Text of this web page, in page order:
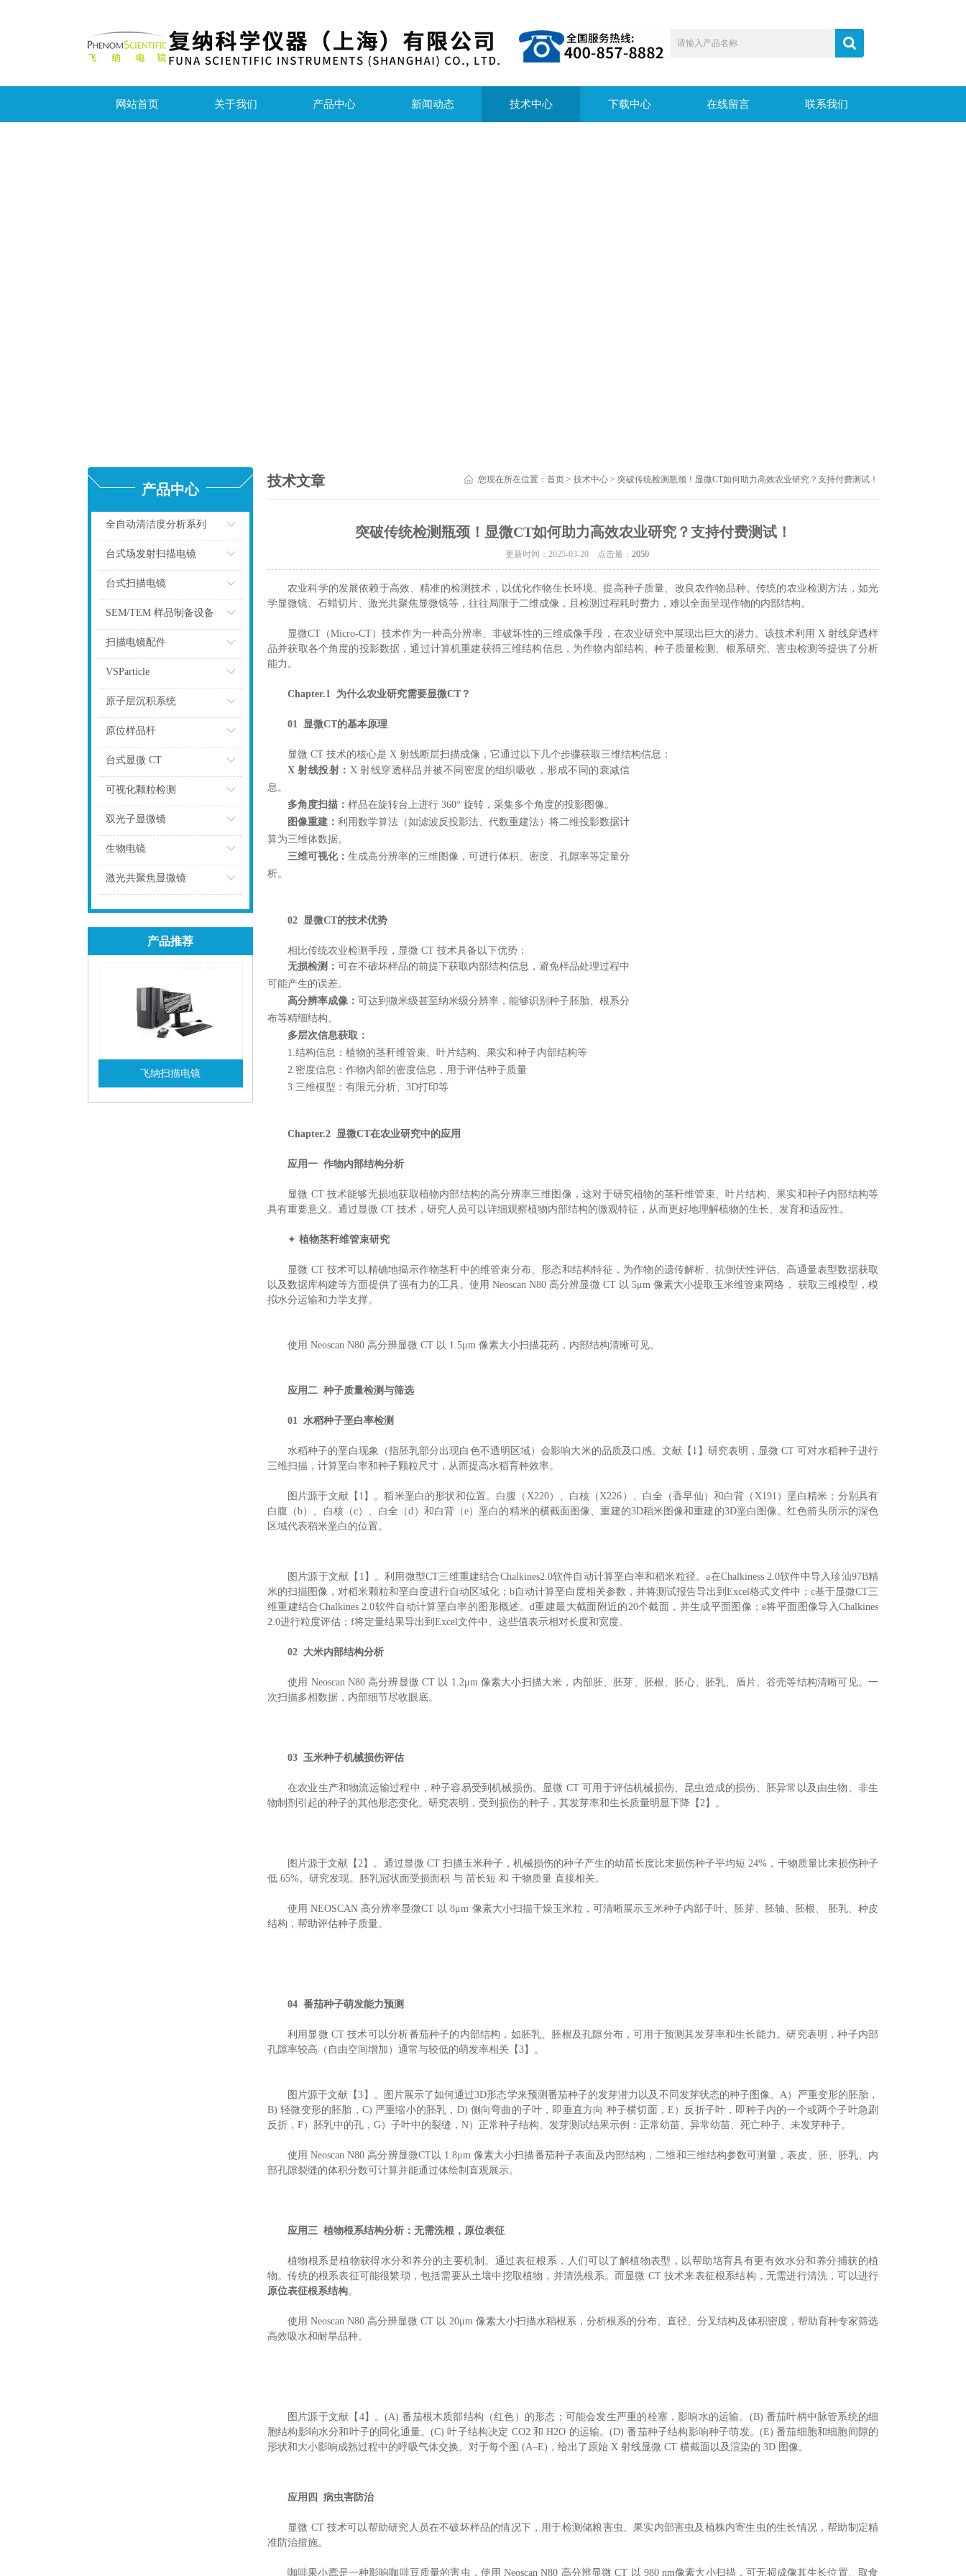
网站首页 关于我们 产品中心 新闻动态 技术中心 下载中心 在线留言 联系我们
产品中心
全自动清洁度分析系列
点击
台式场发射扫描电镜
台式扫描电镜
点击
SEM/TEM 样品制备设备
扫描电镜配件
VSParticle
原子层沉积系统
原位样品杆
台式显微 CT
可视化颗粒检测
双光子显微镜
生物电镜
点击
激光共聚焦显微镜
产品推荐
飞纳扫描电镜
查看详情
技术文章 您现在所在位置： 首页 > 技术中心 > 突破传统检测瓶颈！显微CT如何助力高效农业研究？支持付费测试！
突破传统检测瓶颈！显微CT如何助力高效农业研究？支持付费测试！
更新时间：2025-03-20 点击量： 2050
农业科学的发展依赖于高效、精准的检测技术，以优化作物生长环境、提高种子质量、改良农作物品种。传统的农业检测方法，如光
学显微镜、石蜡切片、激光共聚焦显微镜等，往往局限于二维成像，且检测过程耗时费力，难以全面呈现作物的内部结构。
显微CT（Micro-CT）技术作为一种高分辨率、非破坏性的三维成像手段，在农业研究中展现出巨大的潜力。该技术利用 X 射线穿透样
品并获取各个角度的投影数据，通过计算机重建获得三维结构信息，为作物内部结构、种子质量检测、根系研究、害虫检测等提供了分析
能力。
Chapter.1 为什么农业研究需要显微CT？
01 显微CT的基本原理
显微 CT 技术的核心是 X 射线断层扫描成像，它通过以下几个步骤获取三维结构信息：
X 射线投射： X 射线穿透样品并被不同密度的组织吸收，形成不同的衰减信
息。
多角度扫描： 样品在旋转台上进行 360° 旋转，采集多个角度的投影图像。
图像重建：利用数学算法（如滤波反投影法、代数重建法）将二维投影数据计
算为三维体数据。
三维可视化：生成高分辨率的三维图像，可进行体积、密度、孔隙率等定量分
析。
02 显微CT的技术优势
相比传统农业检测手段，显微 CT 技术具备以下优势：
无损检测：可在不破坏样品的前提下获取内部结构信息，避免样品处理过程中
可能产生的误差。
高分辨率成像：可达到微米级甚至纳米级分辨率，能够识别种子胚胎、根系分
布等精细结构。
多层次信息获取：
1.结构信息：植物的茎秆维管束、叶片结构、果实和种子内部结构等
2.密度信息：作物内部的密度信息，用于评估种子质量
3.三维模型：有限元分析、3D打印等
Chapter.2 显微CT在农业研究中的应用
应用一 作物内部结构分析
显微 CT 技术能够无损地获取植物内部结构的高分辨率三维图像，这对于研究植物的茎秆维管束、叶片结构、果实和种子内部结构等
具有重要意义。通过显微 CT 技术，研究人员可以详细观察植物内部结构的微观特征，从而更好地理解植物的生长、发育和适应性。
✦ 植物茎秆维管束研究
显微 CT 技术可以精确地揭示作物茎秆中的维管束分布、形态和结构特征，为作物的遗传解析、抗倒伏性评估、高通量表型数据获取
以及数据库构建等方面提供了强有力的工具。使用 Neoscan N80 高分辨显微 CT 以 5μm 像素大小提取玉米维管束网络， 获取三维模型，模
拟水分运输和力学支撑。
使用 Neoscan N80 高分辨显微 CT 以 1.5μm 像素大小扫描花药，内部结构清晰可见。
应用二 种子质量检测与筛选
01 水稻种子垩白率检测
水稻种子的垩白现象（指胚乳部分出现白色不透明区域）会影响大米的品质及口感。文献【1】研究表明，显微 CT 可对水稻种子进行
三维扫描，计算垩白率和种子颗粒尺寸，从而提高水稻育种效率。
图片源于文献【1】。稻米垩白的形状和位置。白腹（X220）、白核（X226）、白全（香早仙）和白背（X191）垩白精米；分别具有
白腹（b）、白核（c）、白全（d）和白背（e）垩白的精米的横截面图像、重建的3D稻米图像和重建的3D垩白图像。红色箭头所示的深色
区域代表稻米垩白的位置。
图片源于文献【1】。利用微型CT三维重建结合Chalkines2.0软件自动计算垩白率和稻米粒径。a在Chalkiness 2.0软件中导入珍汕97B精
米的扫描图像，对稻米颗粒和垩白度进行自动区域化；b自动计算垩白度相关参数，并将测试报告导出到Excel格式文件中；c基于显微CT三
维重建结合Chalkines 2.0软件自动计算垩白率的图形概述。d重建最大截面附近的20个截面，并生成平面图像；e将平面图像导入Chalkines
2.0进行粒度评估；f将定量结果导出到Excel文件中。这些值表示相对长度和宽度。
02 大米内部结构分析
使用 Neoscan N80 高分辨显微 CT 以 1.2μm 像素大小扫描大米，内部胚、胚芽、胚根、胚心、胚乳、盾片、谷壳等结构清晰可见。一
次扫描多相数据，内部细节尽收眼底。
03 玉米种子机械损伤评估
在农业生产和物流运输过程中，种子容易受到机械损伤。显微 CT 可用于评估机械损伤、昆虫造成的损伤、胚异常以及由生物、非生
物制剂引起的种子的其他形态变化。研究表明，受到损伤的种子，其发芽率和生长质量明显下降【2】。
图片源于文献【2】。通过显微 CT 扫描玉米种子，机械损伤的种子产生的幼苗长度比未损伤种子平均短 24%，干物质量比未损伤种子
低 65%。研究发现。胚乳冠状面受损面积 与 苗长短 和 干物质量 直接相关。
使用 NEOSCAN 高分辨率显微CT 以 8μm 像素大小扫描干燥玉米粒，可清晰展示玉米种子内部子叶、胚芽、胚轴、胚根、 胚乳、种皮
结构，帮助评估种子质量。
04 番茄种子萌发能力预测
利用显微 CT 技术可以分析番茄种子的内部结构，如胚乳、胚根及孔隙分布，可用于预测其发芽率和生长能力。研究表明，种子内部
孔隙率较高（自由空间增加）通常与较低的萌发率相关【3】。
图片源于文献【3】。图片展示了如何通过3D形态学来预测番茄种子的发芽潜力以及不同发芽状态的种子图像。A）严重变形的胚胎，
B) 轻微变形的胚胎，C) 严重缩小的胚乳，D) 侧向弯曲的子叶，即垂直方向 种子横切面，E）反折子叶，即种子内的一个或两个子叶急剧
反折，F）胚乳中的孔，G）子叶中的裂缝，N）正常种子结构。发芽测试结果示例：正常幼苗、异常幼苗、死亡种子、未发芽种子。
使用 Neoscan N80 高分辨显微CT以 1.8μm 像素大小扫描番茄种子表面及内部结构，二维和三维结构参数可测量，表皮、胚、胚乳、内
部孔隙裂缝的体积分数可计算并能通过体绘制直观展示。
应用三 植物根系结构分析：无需洗根， 原位表征
植物根系是植物获得水分和养分的主要机制。通过表征根系，人们可以了解植物表型，以帮助培育具有更有效水分和养分捕获的植
物。传统的根系表征可能很繁琐，包括需要从土壤中挖取植物，并清洗根系。而显微 CT 技术来表征根系结构，无需进行清洗，可以进行
原位表征根系结构。
使用 Neoscan N80 高分辨显微 CT 以 20μm 像素大小扫描水稻根系，分析根系的分布、直径、分叉结构及体积密度，帮助育种专家筛选
高效吸水和耐旱品种。
图片源于文献【4】。(A) 番茄根木质部结构（红色）的形态；可能会发生严重的栓塞，影响水的运输。(B) 番茄叶柄中脉管系统的细
胞结构影响水分和叶子的同化通量。(C) 叶子结构决定 CO2 和 H2O 的运输。(D) 番茄种子结构影响种子萌发。(E) 番茄细胞和细胞间隙的
形状和大小影响成熟过程中的呼吸气体交换。对于每个图 (A–E)，给出了原始 X 射线显微 CT 横截面以及渲染的 3D 图像。
应用四 病虫害防治
显微 CT 技术可以帮助研究人员在不破坏样品的情况下，用于检测储粮害虫、果实内部害虫及植株内寄生虫的生长情况，帮助制定精
准防治措施。
咖啡果小蠹是一种影响咖啡豆质量的害虫，使用 Neoscan N80 高分辨显微 CT 以 980 nm像素大小扫描，可无损成像其生长位置、取食